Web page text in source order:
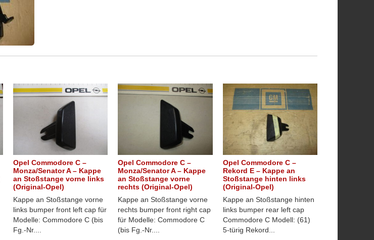
Opel Commodore C –
Monza/Senator A – Kappe
an Stoßstange vorne links
(Original-Opel)
Kappe an Stoßstange vorne
links bumper front left cap für
Modelle: Commodore C (bis
Fg.-Nr....
Opel Commodore C –
Monza/Senator A – Kappe
an Stoßstange vorne
rechts (Original-Opel)
Kappe an Stoßstange vorne
rechts bumper front right cap
für Modelle: Commodore C
(bis Fg.-Nr....
Opel Commodore C –
Rekord E – Kappe an
Stoßstange hinten links
(Original-Opel)
Kappe an Stoßstange hinten
links bumper rear left cap
Commodore C Modell: (61)
5-türig Rekord...